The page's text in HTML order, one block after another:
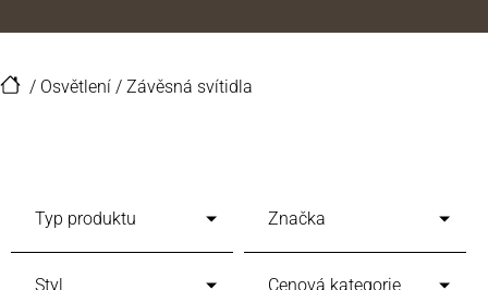
/ Osvětlení / Závěsná svítidla
Typ produktu Značka
Styl Cenová kategorie